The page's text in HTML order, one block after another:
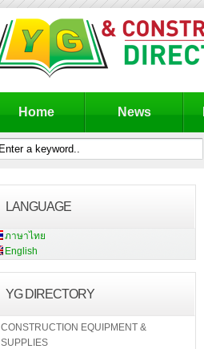
Home News
LANGUAGE
ภาษาไทย
English
YG DIRECTORY
CONSTRUCTION EQUIPMENT &
SUPPLIES